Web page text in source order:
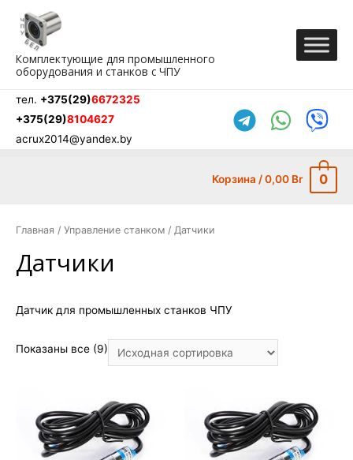
содержимому
Комплектующие для промышленного
оборудования и станков с ЧПУ
тел. +375(29)6672325
+375(29)8104627
acrux2014@yandex.by
Корзина /0,00 Br 0
Главная / Управление станком / Датчики
Датчики
Датчик для промышленных станков ЧПУ
Показаны все (9)